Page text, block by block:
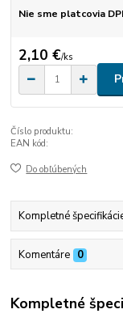
Nie sme platcovia
2,10 €/ks
Číslo produktu:
EAN kód:
Do obľúbených
Kompletné
Komentáre 0
Kompletné